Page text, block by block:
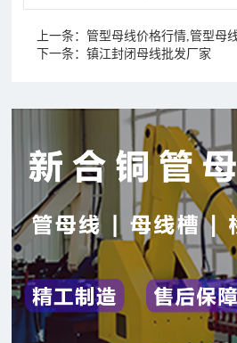
上一条：管型母线价格行情,管型母
下一条：镇江封闭母线批发厂家